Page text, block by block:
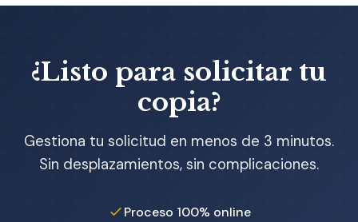
¿Listo para solicitar tu
copia?
Gestiona tu solicitud en menos de 3 minutos.
Sin desplazamientos, sin complicaciones.
Proceso 100% online